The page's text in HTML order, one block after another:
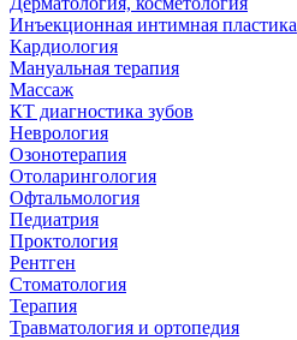
Инъекционная интимная пластика
Кардиология
Мануальная терапия
Массаж
КТ диагностика зубов
Неврология
Озонотерапия
Отоларингология
Офтальмология
Педиатрия
Проктология
Рентген
Стоматология
Терапия
Травматология и ортопедия